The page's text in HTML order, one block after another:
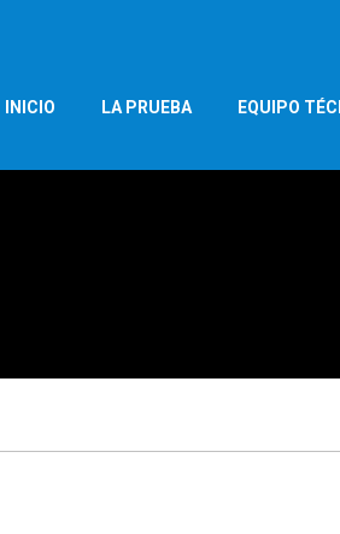
INICIO LA PRUEBA EQUIPO